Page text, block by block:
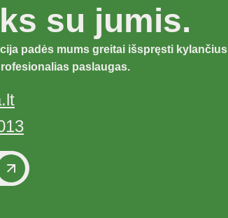
su jumis.
padės mums greitai išspręsti kylančius
paslaugas.